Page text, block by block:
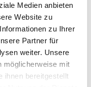
Medien anbieten
Website zu
zu Ihrer
Partner für
weiter. Unsere
möglicherweise mit
ihnen bereitgestellt